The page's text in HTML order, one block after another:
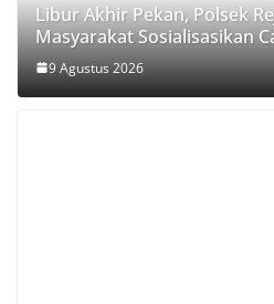
Libur Akhir Pekan, Polsek
Masyarakat Sosialisasikan
9 Agustus 2026